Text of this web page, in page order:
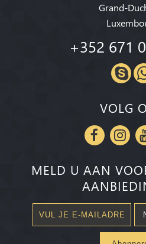
Grand-
+352 671
VOLG
MELD U AAN